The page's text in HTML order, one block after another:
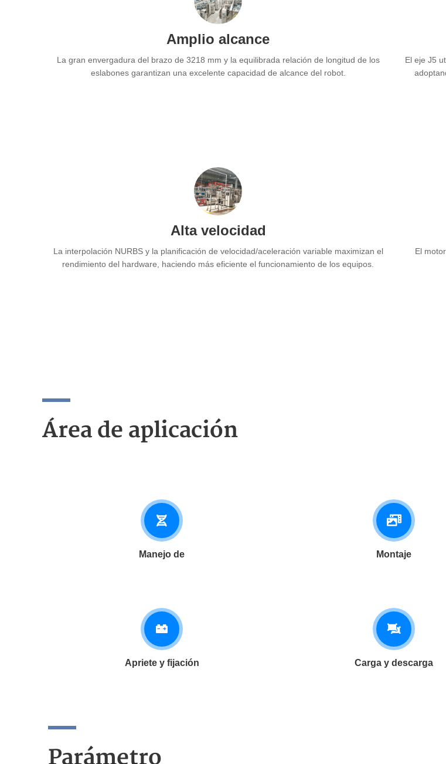
Amplio alcance
La gran envergadura del brazo de 3218 mm y la equilibrada relación de longitud de los
eslabones garantizan una excelente capacidad de alcance del robot.
El eje J5
Alta velocidad
La interpolación NURBS y la planificación de velocidad/aceleración variable maximizan el
rendimiento del hardware, haciendo más eficiente el funcionamiento de los equipos.
El
Área de aplicación
Manejo de Montaje
Apriete y fijación Carga y descarga
Parámetro